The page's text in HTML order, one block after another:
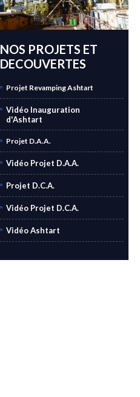
NOS PROJETS ET
DECOUVERTES
Projet Revamping Ashtart
Vidéo Inauguration
d'Ashtart
Projet D.A.A.
Vidéo Projet D.A.A.
Projet D.C.A.
Vidéo Projet D.C.A.
Vidéo Ashtart